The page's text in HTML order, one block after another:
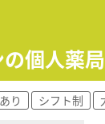
の個人
り シフト制